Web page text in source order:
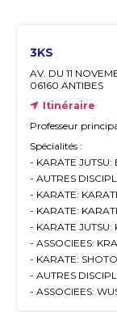
3KS
AV. DU 11
06160 ANTIBES
Itinéraire
Professeur
Spécialités :
- KARATE JUTSU:
- AUTRES
- KARATE:
- KARATE:
- KARATE JUTSU:
- ASSOCIEES:
- KARATE:
- AUTRES
- ASSOCIEES: